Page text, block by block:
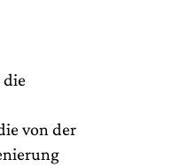
von der